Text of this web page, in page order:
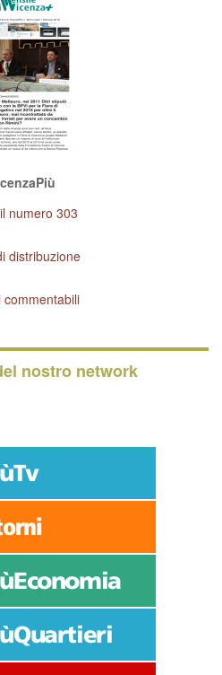
numero 303
distribuzione
commentabili
nostro network